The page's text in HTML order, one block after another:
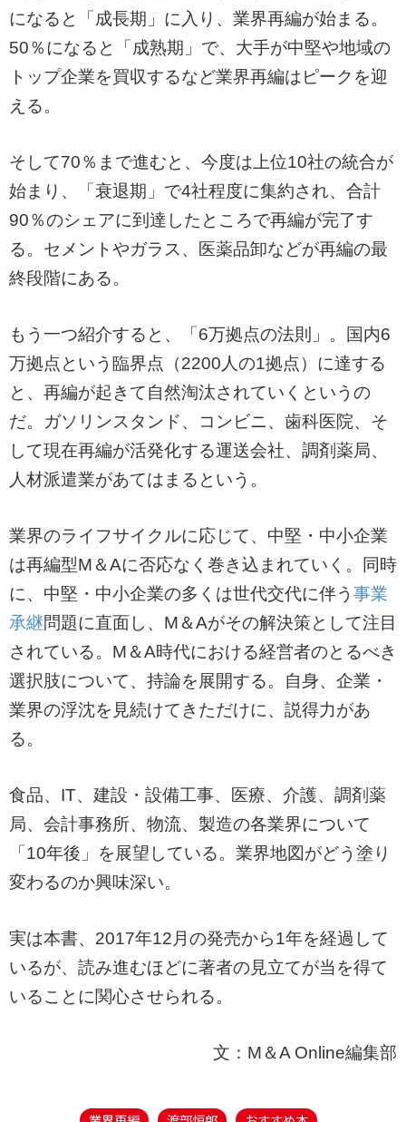
になると「成長期」に入り、業界再編が始まる。
50％になると「成熟期」で、大手が中堅や地域の
トップ企業を買収するなど業界再編はピークを迎
える。
そして70％まで進むと、今度は上位10社の統合が
始まり、「衰退期」で4社程度に集約され、合計
90％のシェアに到達したところで再編が完了す
る。セメントやガラス、医薬品卸などが再編の最
終段階にある。
もう一つ紹介すると、「6万拠点の法則」。国内6
万拠点という臨界点（2200人の1拠点）に達する
と、再編が起きて自然淘汰されていくというの
だ。ガソリンスタンド、コンビニ、歯科医院、そ
して現在再編が活発化する運送会社、調剤薬局、
人材派遣業があてはまるという。
業界のライフサイクルに応じて、中堅・中小企業
は再編型M＆Aに否応なく巻き込まれていく。同時
に、中堅・中小企業の多くは世代交代に伴う 事業
承継問題に直面し、M＆Aがその解決策として注目
されている。M＆A時代における経営者のとるべき
選択肢について、持論を展開する。自身、企業・
業界の浮沈を見続けてきただけに、説得力があ
る。
食品、IT、建設・設備工事、医療、介護、調剤薬
局、会計事務所、物流、製造の各業界について
「10年後」を展望している。業界地図がどう塗り
変わるのか興味深い。
実は本書、2017年12月の発売から1年を経過して
いるが、読み進むほどに著者の見立てが当を得て
いることに関心させられる。
文：M＆A Online編集部